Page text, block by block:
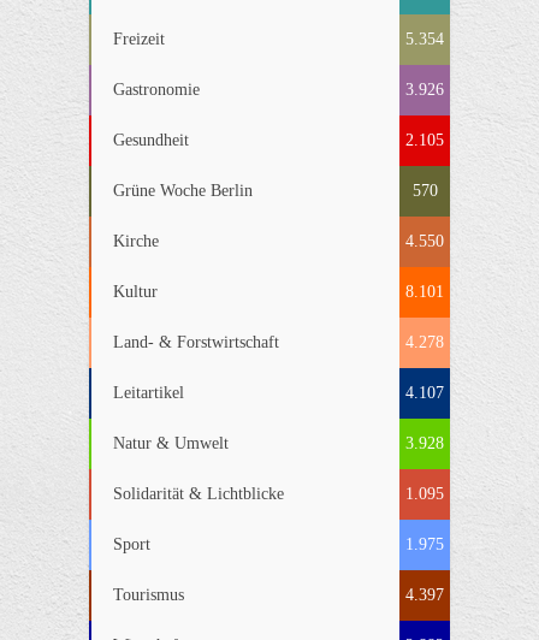
Freizeit 5.354
Gastronomie 3.926
Gesundheit 2.105
Grüne Woche Berlin 570
Kirche 4.550
Kultur 8.101
Land- & Forstwirtschaft 4.278
Leitartikel 4.107
Natur & Umwelt 3.928
Solidarität & Lichtblicke 1.095
Sport 1.975
Tourismus 4.397